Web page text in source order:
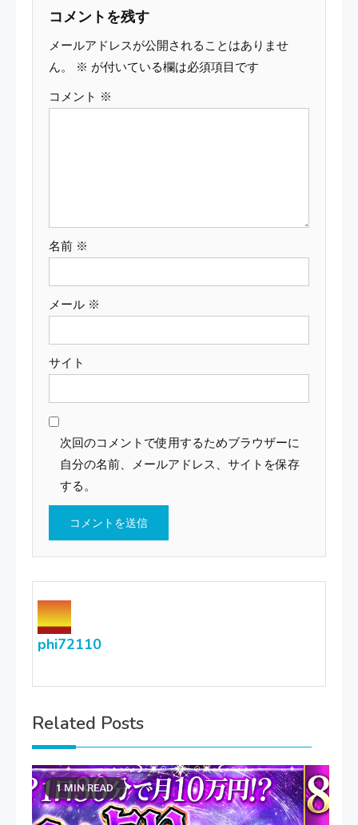
ゲ
ー
シ
コメントを残す
メールアドレスが公開されることはありませ
ん。
※ が付いている欄は必須項目です
コメント ※
名前 ※
メール ※
サイト
次回のコメントで使用するためブラウザーに
自分の名前、メールアドレス、サイトを保存
する。
phi72110
Related Posts
1 MIN READ